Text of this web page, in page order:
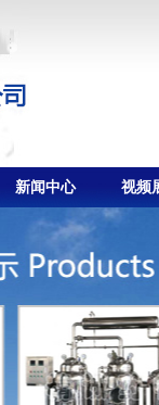
新闻中心 视频